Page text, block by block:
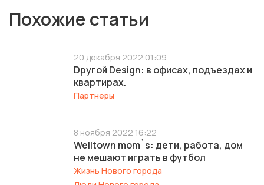
Похожие статьи
20 декабря 2022 01:09
Dругой Design: в офисах, подъездах и
квартирах.
Партнеры
8 ноября 2022 16:22
Welltown mom`s: дети, работа, дом
не мешают играть в футбол
Жизнь Нового города